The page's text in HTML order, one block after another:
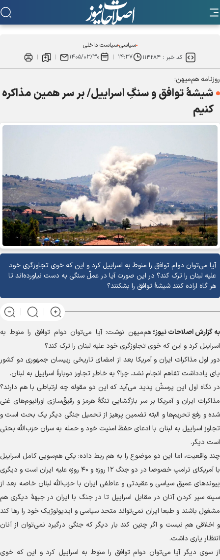
سیاسیسیاست داخلی
کد خبر :۱۱۴۲۸۴ ۱۴:۳۷ ۱۴۰۵/۰۳/۳۰
روزنامه هم‌میهن:
​شیشهٔ توافق و سنگِ اسراییل/ بر سر همین مذاکره
کنیم
​آیا می‌توان دوام توافق را منوط به اسراییل کرد و این که خوی تجاوزگری خود
علیه لبنان را ترک کند؟ در این صورت آیا در عملْ سنگی به دست نیاورده‌اند تا
هر گاه اراده کنند شیشهٔ توافق را بشکنند؟
به گزارشاصلاحات نیوز؛هم‌میهن نوشت: آیا می‌توان دوام توافق را منوط به
اسراییل کرد و این که خوی تجاوزگری خود علیه لبنان را ترک کند؟
دور اول مذاکرات ایران و آمریکا بعد از امضای تاریخی رییسان جمهوری دو کشور
پای یادداشت تفاهم انجام نشد. چرا؟ به خاطر تجاوز دوبارهٔ اسراییل به لبنان.
در نگاه اول این پرسشْ پدید می‌آید که این دو مقوله چه ارتباطی با هم دارند؟
مذاکرات ایران و آمریکا بر سر بازگشایی تنگهٔ هرمز و رقیقْ‌سازی اورانیوم‌های غنی
شده و رفع تحریم‌ها و البته تضمین پرهیز از تحمیل جنگی دیگر یک بحث است و
تجاوز اسراییل به لبنان با ادعای حفظ امنیت خود و حمله به سران حزب‌الله بحثی
است دیگر.
چند واقعیت، اما این دو موضوع را به هم ربط داده: یکی هم‌سویی کامل اسراییل
با آمریکای ترامپ خصوصا در دو جنگ ۱۲ روزه و ۴۰ روزه علیه ایران است و دیگری
پیوند‌های عمیق سیاسی و عقیدتی و عاطفی ایران با حزب‌الله لبنان خاصه بعد از
سینه سپر کردن آنان در مقابل اسراییل تا در جنگ با ایران در جبههٔ دیگری هم
مشغول باشند و طبعا ایران نمی‌تواند متحد سیاسی و ایدیولوژیک خود را رها کند
و اخلاقی هم نیست و اگر چنین کند بار دیگر که جنگی درگیرد نمی‌توان از آنان
انتظار یاری داشت.
از سوی دیگر آیا می‌توان دوام توافق را منوط به اسراییل کرد و این که خوی